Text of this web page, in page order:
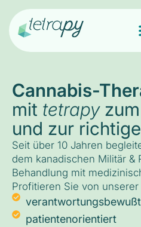
Cannabis-
mit tetrapy
und zur
Seit über 10 Jahren
dem kanadischen Militär
Behandlung mit
Profitieren Sie von
verantwortungsbewußt
patientenorientiert